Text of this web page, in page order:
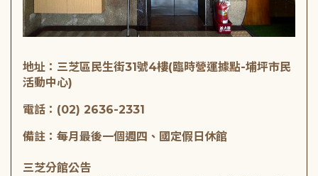
地址：三芝區民生街31號4樓(臨時營運據點-埔坪市民
活動中心)
電話：(02) 2636-2331
備註：每月最後一個週四、國定假日休館
三芝分館公告